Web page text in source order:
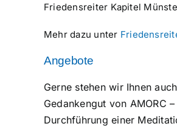
Friedensreiter Kapitel
Mehr dazu unter
Angebote
Gerne stehen wir Ihnen
Gedankengut von AMORC
Durchführung einer